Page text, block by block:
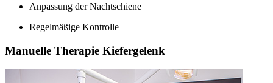
Anpassung der Nachtschiene
Regelmäßige Kontrolle
Manuelle Therapie Kiefergelenk